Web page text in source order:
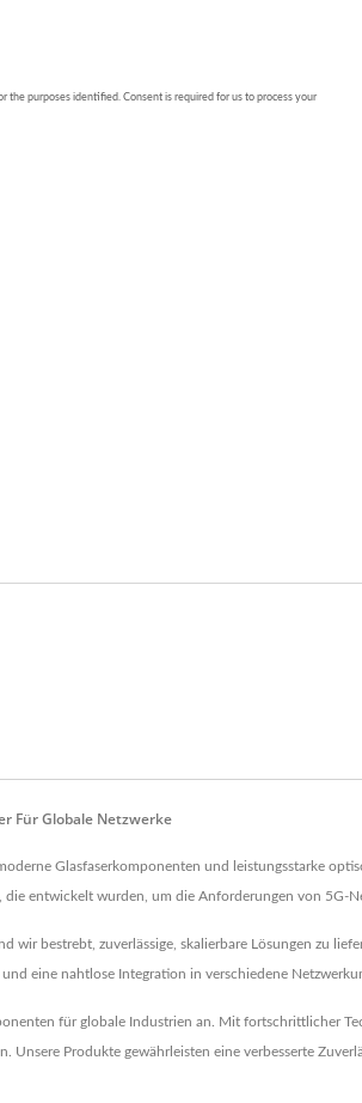
Für Globale Netzwerke
Glasfaserkomponenten und leistungsstarke
entwickelt wurden, um die Anforderungen von 5G-
bestrebt, zuverlässige, skalierbare Lösungen zu
eine nahtlose Integration in verschiedene
für globale Industrien an. Mit fortschrittlicher
Produkte gewährleisten eine verbesserte